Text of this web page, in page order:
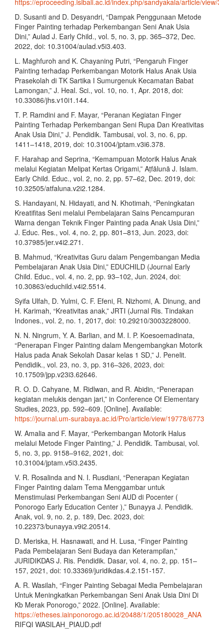
D. Susanti and D. Desyandri, “Dampak Penggunaan Metode
Finger Painting terhadap Perkembangan Seni Anak Usia
Dini,” Aulad J. Early Child., vol. 5, no. 3, pp. 365–372, Dec.
2022, doi: 10.31004/aulad.v5i3.403.
L. Maghfuroh and K. Chayaning Putri, “Pengaruh Finger
Painting terhadap Perkembangan Motorik Halus Anak Usia
Prasekolah di TK Sartika I Sumurgenuk Kecamatan Babat
Lamongan,” J. Heal. Sci., vol. 10, no. 1, Apr. 2018, doi:
10.33086/jhs.v10i1.144.
T. P. Ramdini and F. Mayar, “Peranan Kegiatan Finger
Painting Terhadap Perkembangan Seni Rupa Dan Kreativitas
Anak Usia Dini,” J. Pendidik. Tambusai, vol. 3, no. 6, pp.
1411–1418, 2019, doi: 10.31004/jptam.v3i6.378.
F. Harahap and Seprina, “Kemampuan Motorik Halus Anak
melalui Kegiatan Melipat Kertas Origami,” Aṭfālunā J. Islam.
Early Child. Educ., vol. 2, no. 2, pp. 57–62, Dec. 2019, doi:
10.32505/atfaluna.v2i2.1284.
S. Handayani, N. Hidayati, and N. Khotimah, “Peningkatan
Kreatifitas Seni melalui Pembelajaran Sains Pencampuran
Warna dengan Teknik Finger Painting pada Anak Usia Dini,”
J. Educ. Res., vol. 4, no. 2, pp. 801–813, Jun. 2023, doi:
10.37985/jer.v4i2.271.
B. Mahmud, “Kreativitas Guru dalam Pengembangan Media
Pembelajaran Anak Usia Dini,” EDUCHILD (Journal Early
Child. Educ., vol. 4, no. 2, pp. 93–102, Jun. 2024, doi:
10.30863/educhild.v4i2.5514.
Syifa Ulfah, D. Yulmi, C. F. Efeni, R. Nizhomi, A. Dinung, and
H. Karimah, “Kreativitas anak,” JRTI (Jurnal Ris. Tindakan
Indones., vol. 2, no. 1, 2017, doi: 10.29210/3003228000.
N. N. Ningrum, Y. A. Barlian, and M. I. P. Koesoemadinata,
“Penerapan Finger Painting dalam Mengembangkan Motorik
Halus pada Anak Sekolah Dasar kelas 1 SD,” J. Penelit.
Pendidik., vol. 23, no. 3, pp. 316–326, 2023, doi:
10.17509/jpp.v23i3.62646.
R. O. D. Cahyane, M. Ridlwan, and R. Abidin, “Penerapan
kegiatan melukis dengan jari,” in Conference Of Elementary
Studies, 2023, pp. 592–609. [Online]. Available:
https://journal.um-surabaya.ac.id/Pro/article/view/19778/6773
W. Amalia and F. Mayar, “Perkembangan Motorik Halus
melalui Metode Finger Painting,” J. Pendidik. Tambusai, vol.
5, no. 3, pp. 9158–9162, 2021, doi:
10.31004/jptam.v5i3.2435.
V. R. Rosalinda and N. I. Rusdiani, “Penerapan Kegiatan
Finger Painting dalam Tema Menggambar untuk
Menstimulasi Perkembangan Seni AUD di Pocenter (
Ponorogo Early Education Center ),” Bunayya J. Pendidik.
Anak, vol. 9, no. 2, p. 189, Dec. 2023, doi:
10.22373/bunayya.v9i2.20514.
D. Meriska, H. Hasnawati, and H. Lusa, “Finger Painting
Pada Pembelajaran Seni Budaya dan Keterampilan,”
JURIDIKDAS J. Ris. Pendidik. Dasar, vol. 4, no. 2, pp. 151–
157, 2021, doi: 10.33369/juridikdas.4.2.151-157.
A. R. Wasilah, “Finger Painting Sebagai Media Pembelajaran
Untuk Meningkatkan Perkembangan Seni Anak Usia Dini Di
Kb Merak Ponorogo,” 2022. [Online]. Available:
https://etheses.iainponorogo.ac.id/20488/1/205180028_ANA
RIFQI WASILAH_PIAUD.pdf